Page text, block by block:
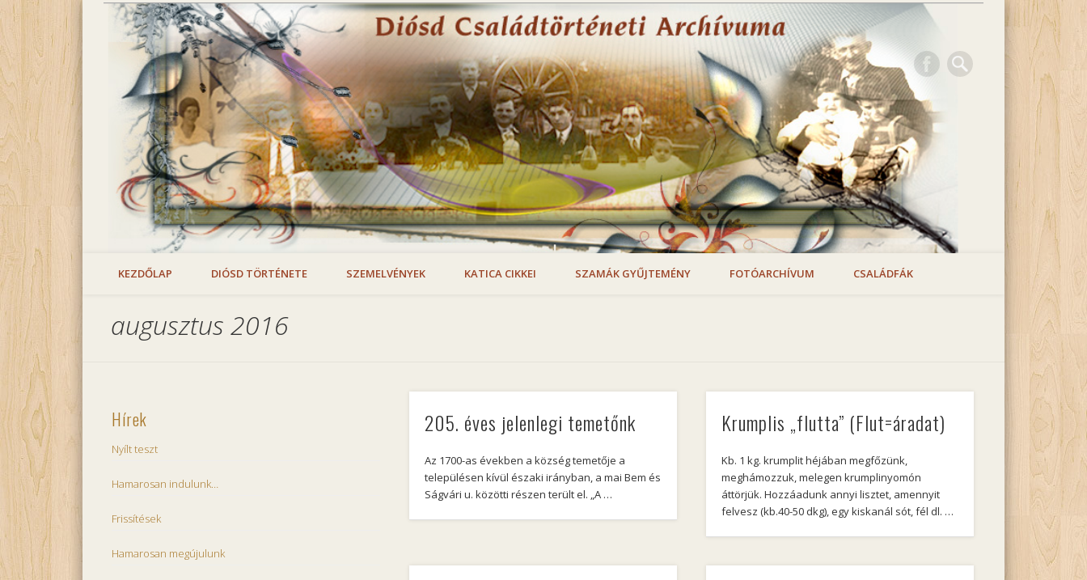
diosdfa.hu
Diósd családtörténeti archívuma
Facebook
KEZDŐLAP DIÓSD TÖRTÉNETE SZEMELVÉNYEK KATICA CIKKEI SZAMÁK GYŰJTEMÉNY FOTÓARCHÍVUM CSALÁDFÁK
augusztus 2016
205. éves jelenlegi temetőnk
Az 1700-as években a község temetője a
településen kívül északi irányban, a mai Bem és
Ságvári u. közötti részen terült el. „A …
Krumplis „flutta” (Flut=áradat)
Kb. 1 kg. krumplit héjában megfőzünk,
meghámozzuk, melegen krumplinyomón
áttörjük. Hozzáadunk annyi lisztet, amennyit
felvesz (kb.40-50 dkg), egy kiskanál sót, fél dl. …
Hírek
Nyílt teszt
Hamarosan indulunk…
Frissítések
Hamarosan megújulunk